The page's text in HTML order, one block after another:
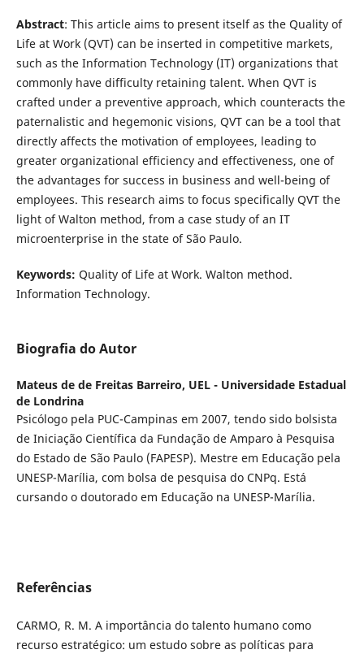
Abstract: This article aims to present itself as the Quality of
Life at Work (QVT) can be inserted in competitive markets,
such as the Information Technology (IT) organizations that
commonly have difficulty retaining talent. When QVT is
crafted under a preventive approach, which counteracts the
paternalistic and hegemonic visions, QVT can be a tool that
directly affects the motivation of employees, leading to
greater organizational efficiency and effectiveness, one of
the advantages for success in business and well-being of
employees. This research aims to focus specifically QVT the
light of Walton method, from a case study of an IT
microenterprise in the state of São Paulo.
Keywords: Quality of Life at Work. Walton method.
Information Technology.
Biografia do Autor
Mateus de de Freitas Barreiro, UEL - Universidade Estadual
de Londrina
Psicólogo pela PUC-Campinas em 2007, tendo sido bolsista
de Iniciação Científica da Fundação de Amparo à Pesquisa
do Estado de São Paulo (FAPESP). Mestre em Educação pela
UNESP-Marília, com bolsa de pesquisa do CNPq. Está
cursando o doutorado em Educação na UNESP-Marília.
Referências
CARMO, R. M. A importância do talento humano como
recurso estratégico: um estudo sobre as políticas para